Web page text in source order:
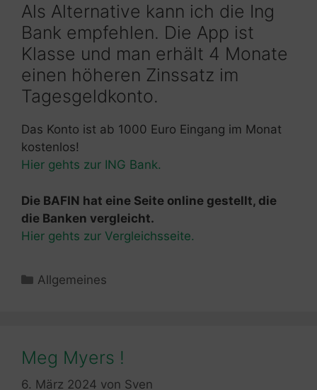
Als Alternative kann ich die Ing
Bank empfehlen. Die App ist
Klasse und man erhält 4 Monate
einen höheren Zinssatz im
Tagesgeldkonto.
Das Konto ist ab 1000 Euro Eingang im Monat
kostenlos!
Hier gehts zur ING Bank.
Die BAFIN hat eine Seite online gestellt, die
die Banken vergleicht.
Hier gehts zur Vergleichsseite.
Kategorien
Allgemeines
Meg Myers !
6. März 2024 von Sven